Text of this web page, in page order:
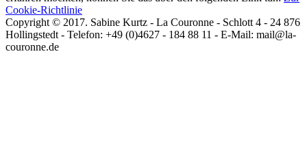
Cookie-Richtlinie
Copyright © 2017. Sabine Kurtz - La Couronne - Schlott 4 - 24 876
Hollingstedt - Telefon: +49 (0)4627 - 184 88 11 - E-Mail: mail@la-
couronne.de